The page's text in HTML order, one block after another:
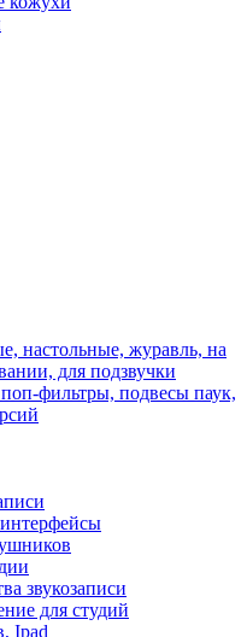
настольные, журавль, на
для подзвучки
фильтры, подвесы паук,
звукозаписи
для студий
Ipad